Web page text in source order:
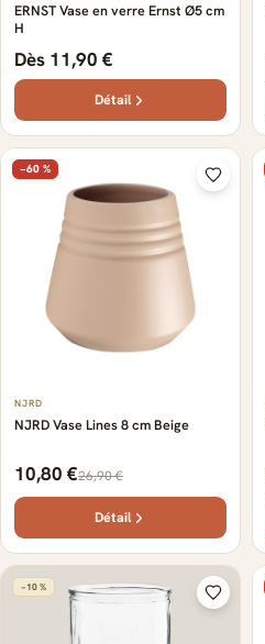
ERNST Vase en verre Ernst Ø5 cm
H
Dès 11,90 €
Détail
−60 %
NJRD
NJRD Vase Lines 8 cm Beige
10,80 €26,90 €
Détail
−10 %